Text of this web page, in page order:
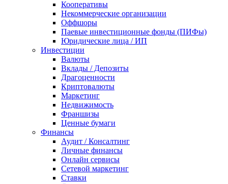
Кооперативы
Некоммерческие организации
Оффшоры
Паевые инвестиционные фонды (ПИФы)
Юридические лица / ИП
Инвестиции
Валюты
Вклады / Депозиты
Драгоценности
Криптовалюты
Маркетинг
Недвижимость
Франшизы
Ценные бумаги
Финансы
Аудит / Консалтинг
Личные финансы
Онлайн сервисы
Сетевой маркетинг
Ставки